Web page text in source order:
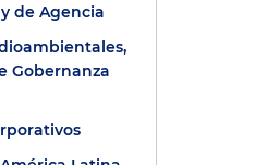
de Agencia
Gobernanza